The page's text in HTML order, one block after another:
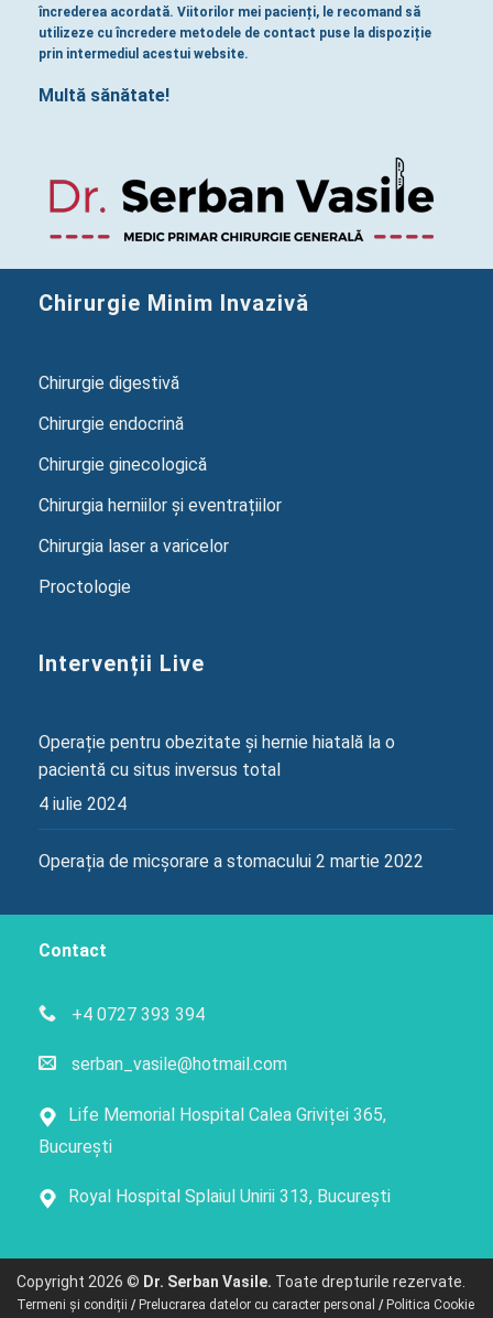
încrederea acordată. Viitorilor mei pacienți, le recomand să
utilizeze cu încredere metodele de contact puse la dispoziție
prin intermediul acestui website.
Multă sănătate!
Chirurgie Minim Invazivă
Chirurgie digestivă
Chirurgie endocrină
Chirurgie ginecologică
Chirurgia herniilor și eventrațiilor
Chirurgia laser a varicelor
Proctologie
Intervenții Live
Operație pentru obezitate și hernie hiatală la o
pacientă cu situs inversus total
4 iulie 2024
Operația de micșorare a stomacului 2 martie 2022
Contact
+4 0727 393 394
serban_vasile@hotmail.com
Life Memorial Hospital Calea Griviței 365,
București
Royal Hospital Splaiul Unirii 313, București
Copyright 2026 © Dr. Serban Vasile. Toate drepturile rezervate.
Termeni și condiții /Prelucrarea datelor cu caracter personal /Politica Cookie